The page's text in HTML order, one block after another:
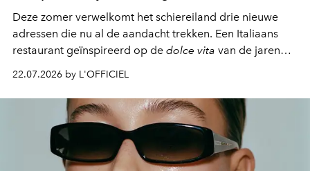
Deze zomer verwelkomt het schiereiland drie nieuwe
adressen die nu al de aandacht trekken. Een Italiaans
restaurant geïnspireerd op de dolce vita van de jaren
zestig, een Japanse hotspot die na zonsondergang
verandert in een bruisende ontmoetingsplek en de
legendarische Parijse club Raspoutine die eindelijk
neerstrijkt in Saint-Tropez. Dit zijn de nieuwe adressen
die deze zomer de toon zetten, van lange lunches tot
zwoele nachten.
22.07.2026 by L'OFFICIEL